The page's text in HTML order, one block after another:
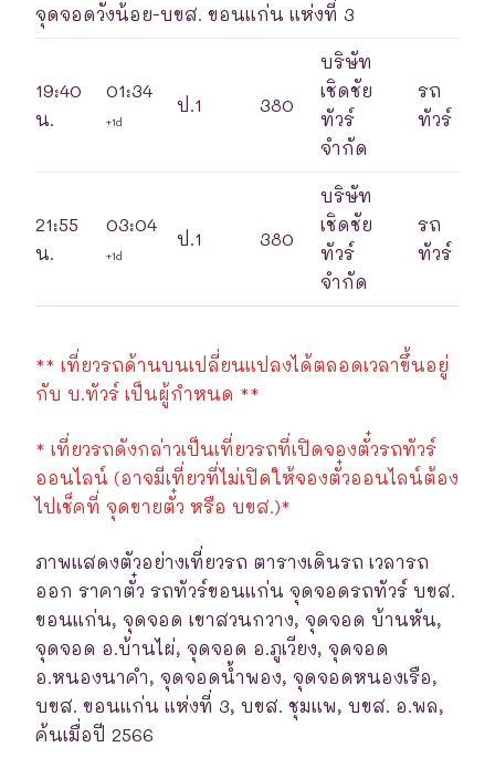
จุดจอดวังน้อย-บขส. ขอนแก่น แห่งที่ 3
19:40
น.
01:34
+1d
ป.1 380
บริษัท
เชิดชัย
ทัวร์
จำกัด
รถ
ทัวร์
21:55
น.
03:04
+1d
ป.1 380
บริษัท
เชิดชัย
ทัวร์
จำกัด
รถ
ทัวร์
** เที่ยวรถด้านบนเปลี่ยนแปลงได้ตลอดเวลาขึ้นอยู่
กับ บ.ทัวร์ เป็นผู้กำหนด **
* เที่ยวรถดังกล่าวเป็นเที่ยวรถที่เปิดจองตั๋วรถทัวร์
ออนไลน์ (อาจมีเที่ยวที่ไม่เปิดให้จองตั๋วออนไลน์ต้อง
ไปเช็คที่ จุดขายตั๋ว หรือ บขส.)*
ภาพแสดงตัวอย่างเที่ยวรถ ตารางเดินรถ เวลารถ
ออก ราคาตั๋ว รถทัวร์ขอนแก่น จุดจอดรถทัวร์ บขส.
ขอนแก่น, จุดจอด เขาสวนกวาง, จุดจอด บ้านหัน,
จุดจอด อ.บ้านไผ่, จุดจอด อ.ภูเวียง, จุดจอด
อ.หนองนาคำ, จุดจอดน้ำพอง, จุดจอดหนองเรือ,
บขส. ขอนแก่น แห่งที่ 3, บขส. ชุมแพ, บขส. อ.พล,
ค้นเมื่อปี 2566